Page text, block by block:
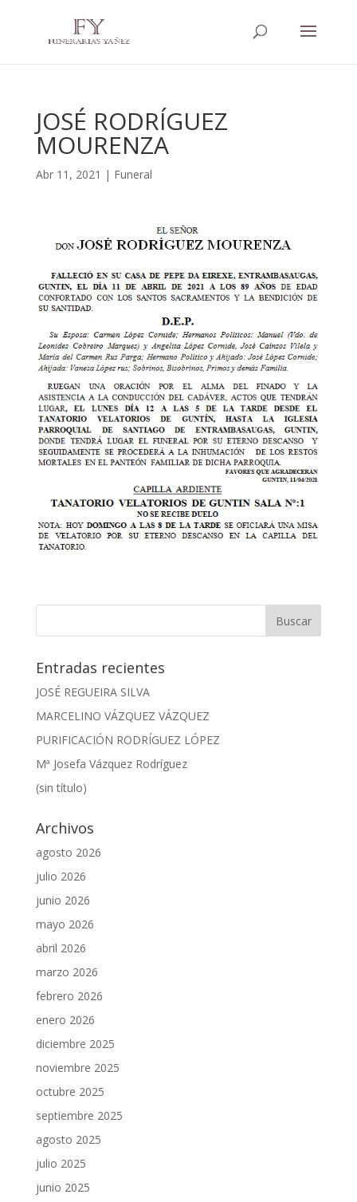
JOSÉ RODRÍGUEZ
MOURENZA
Abr 11, 2021 | Funeral
Entradas recientes
JOSÉ REGUEIRA SILVA
MARCELINO VÁZQUEZ VÁZQUEZ
PURIFICACIÓN RODRÍGUEZ LÓPEZ
Mª Josefa Vázquez Rodríguez
(sin título)
Archivos
agosto 2026
julio 2026
junio 2026
mayo 2026
abril 2026
marzo 2026
febrero 2026
enero 2026
diciembre 2025
noviembre 2025
octubre 2025
septiembre 2025
agosto 2025
julio 2025
junio 2025